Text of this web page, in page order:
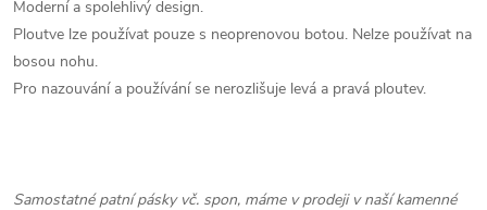
Moderní a spolehlivý design.
Ploutve lze používat pouze s neoprenovou botou. Nelze používat na
bosou nohu.
Pro nazouvání a používání se nerozlišuje levá a pravá ploutev.
Samostatné patní pásky vč. spon, máme v prodeji v naší kamenné